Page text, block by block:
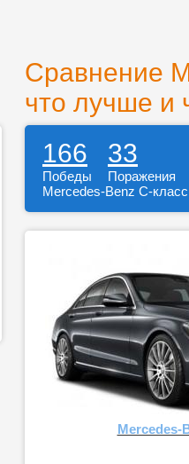
Сравнение
что лучше и
166 33
Победы Поражения
Mercedes-Benz C-класс
Mercedes-